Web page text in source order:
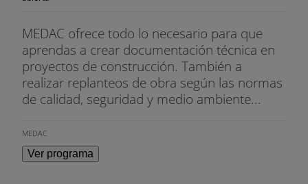
MEDAC ofrece todo lo necesario para que
aprendas a crear documentación técnica en
proyectos de construcción. También a
realizar replanteos de obra según las normas
de calidad, seguridad y medio ambiente...
MEDAC
Ver programa